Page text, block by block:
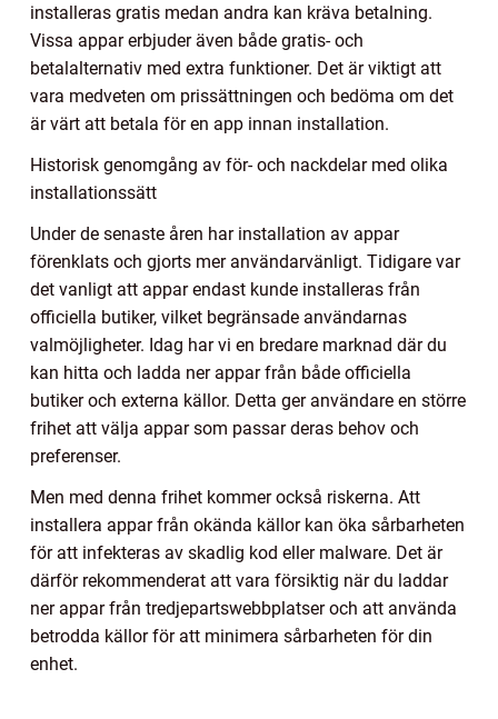
installeras gratis medan andra kan kräva betalning.
Vissa appar erbjuder även både gratis- och
betalalternativ med extra funktioner. Det är viktigt att
vara medveten om prissättningen och bedöma om det
är värt att betala för en app innan installation.
Historisk genomgång av för- och nackdelar med olika
installationssätt
Under de senaste åren har installation av appar
förenklats och gjorts mer användarvänligt. Tidigare var
det vanligt att appar endast kunde installeras från
officiella butiker, vilket begränsade användarnas
valmöjligheter. Idag har vi en bredare marknad där du
kan hitta och ladda ner appar från både officiella
butiker och externa källor. Detta ger användare en större
frihet att välja appar som passar deras behov och
preferenser.
Men med denna frihet kommer också riskerna. Att
installera appar från okända källor kan öka sårbarheten
för att infekteras av skadlig kod eller malware. Det är
därför rekommenderat att vara försiktig när du laddar
ner appar från tredjepartswebbplatser och att använda
betrodda källor för att minimera sårbarheten för din
enhet.